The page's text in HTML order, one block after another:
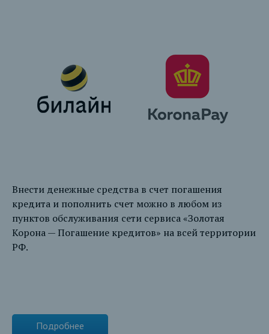
Внести денежные средства в счет погашения
кредита и пополнить счет можно в любом из
пунктов обслуживания сети сервиса «Золотая
Корона — Погашение кредитов» на всей территории
РФ.
Подробнее